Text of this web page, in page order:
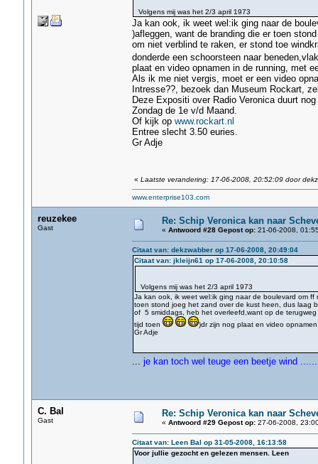
Volgens mij was het 2/3 april 1973
Ja kan ook, ik weet wel:ik ging naar de
)afleggen, want de branding die er toen
om niet verblind te raken, er stond toe
donderde een schoorsteen naar
plaat en video opnamen in de running, met
Als ik me niet vergis, moet er een video
Intresse??, bezoek dan Museum Rockart,
Deze Expositi over Radio Veronica duurt
Zondag de 1e v/d Maand.
Of kijk op www.rockart.nl
Entree slecht 3.50 euries.
Gr Adje
« Laatste verandering: 17-06-2008, 20:52:09 door
www.enterprise103.com
reuzekee
Gast
Re: Schip Veronica kan naar
« Antwoord #28 Gepost op:21-06-2008,
Citaat van: dekzwabber op 17-06-2008, 20:49:04
Citaat van: jkleijn61 op 17-06-2008, 20:10:58
Volgens mij was het 2/3 april 1973
Ja kan ook, ik weet wel:ik ging naar de boulevard om
toen stond joeg het zand over de kust heen, dus laag
of 5 smiddags, heb het overleefd,want op de
tijd toen
)dr zijn nog plaat en video
Gr Adje
... je kan toch wel teuge een beetje wind
C. Bal
Gast
Re: Schip Veronica kan naar
« Antwoord #29 Gepost op:27-06-2008,
Citaat van: Leen Bal op 31-05-2008, 16:13:58
Voor jullie gezocht en gelezen mensen. Leen